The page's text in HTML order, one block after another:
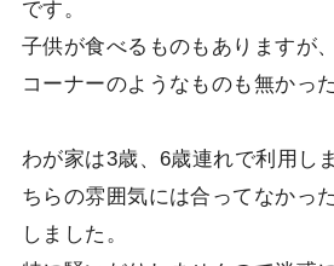
です。
子供が食べるものもありますが
コーナーのようなものも無かった
わが家は3歳、6歳連れで利用し
ちらの雰囲気には合ってなかっ
しました。